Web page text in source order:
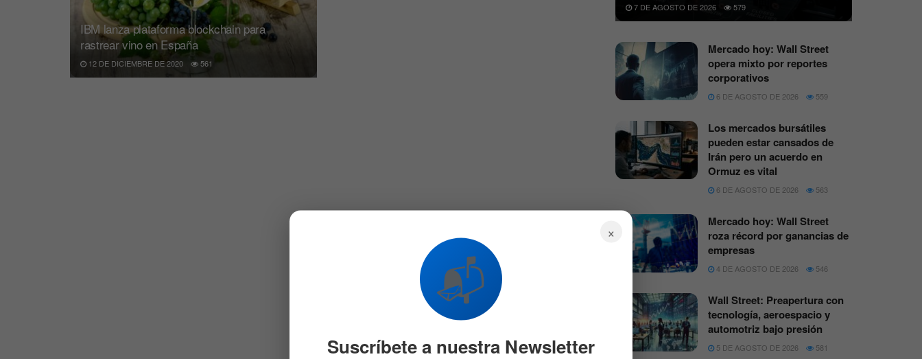
IBM lanza plataforma blockchain para
rastrear vino en España
12 DE DICIEMBRE DE 2020 561
7 DE AGOSTO DE 2026 579
Mercado hoy: Wall Street
opera mixto por reportes
corporativos
6 DE AGOSTO DE 2026 559
Los mercados bursátiles
pueden estar cansados de
Irán pero un acuerdo en
Ormuz es vital
6 DE AGOSTO DE 2026 563
Mercado hoy: Wall Street
roza récord por ganancias de
empresas
4 DE AGOSTO DE 2026 546
Wall Street: Preapertura con
tecnología, aeroespacio y
automotriz bajo presión
5 DE AGOSTO DE 2026 581
×
📬
Suscríbete a nuestra Newsletter